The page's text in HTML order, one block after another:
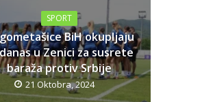
SPORT
BiH okupljaju
u Zenici za susrete
baraža protiv Srbije
21 Oktobra, 2024